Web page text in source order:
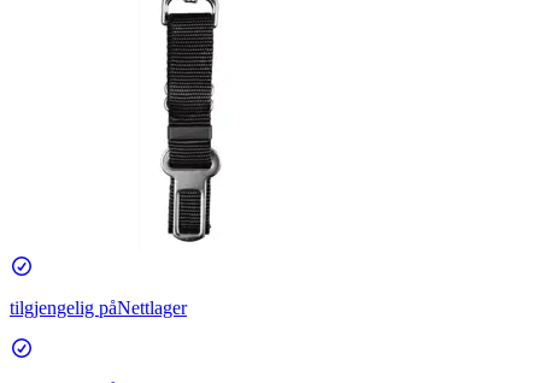
tilgjengelig påNettlager